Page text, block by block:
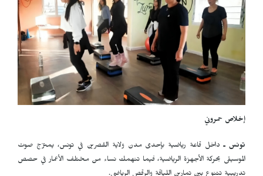
إخلاص حمروني
تونس ـ داخل قاعة رياضية بإحدى مدن ولاية القصرين في تونس، يمتزج صوت
الموسيقى بحركة الأجهزة الرياضية، فيما تنهمك نساء من مختلف الأعمار في حصص